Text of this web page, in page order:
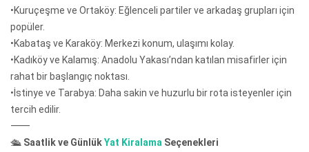
•Kuruçeşme ve Ortaköy: Eğlenceli partiler ve arkadaş grupları için
popüler.
•Kabataş ve Karaköy: Merkezi konum, ulaşımı kolay.
•Kadıköy ve Kalamış: Anadolu Yakası’ndan katılan misafirler için
rahat bir başlangıç noktası.
•İstinye ve Tarabya: Daha sakin ve huzurlu bir rota isteyenler için
tercih edilir.
⸻
🛳️ Saatlik ve GünlükYat Kiralama Seçenekleri